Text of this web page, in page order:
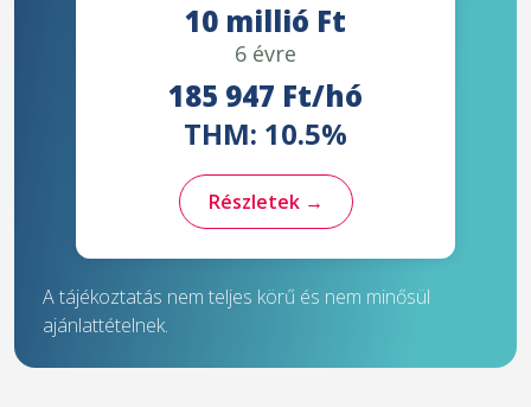
10 millió Ft
6 évre
185 947 Ft/hó
THM: 10.5%
Részletek →
A tájékoztatás nem teljes körű és nem minősül
ajánlattételnek.